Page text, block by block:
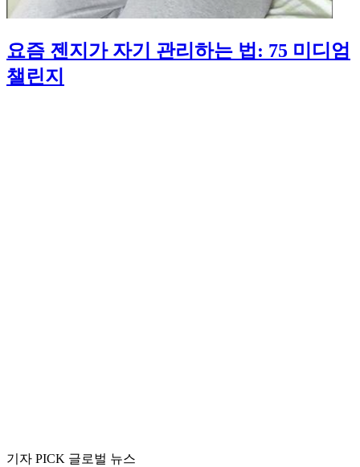
요즘 젠지가 자기 관리하는 법: 75 미디엄
챌린지
기자 PICK 글로벌 뉴스